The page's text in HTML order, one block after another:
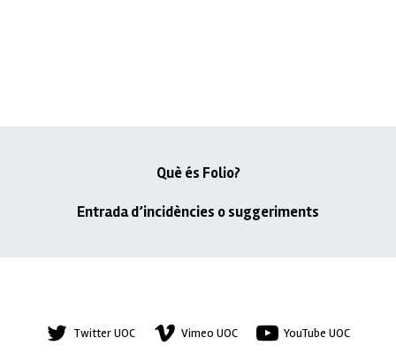
Què és Folio?
Entrada d’incidències o suggeriments
Twitter UOC Vimeo UOC YouTube UOC